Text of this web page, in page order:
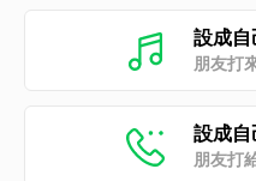
設成
朋友打
設成
朋友打